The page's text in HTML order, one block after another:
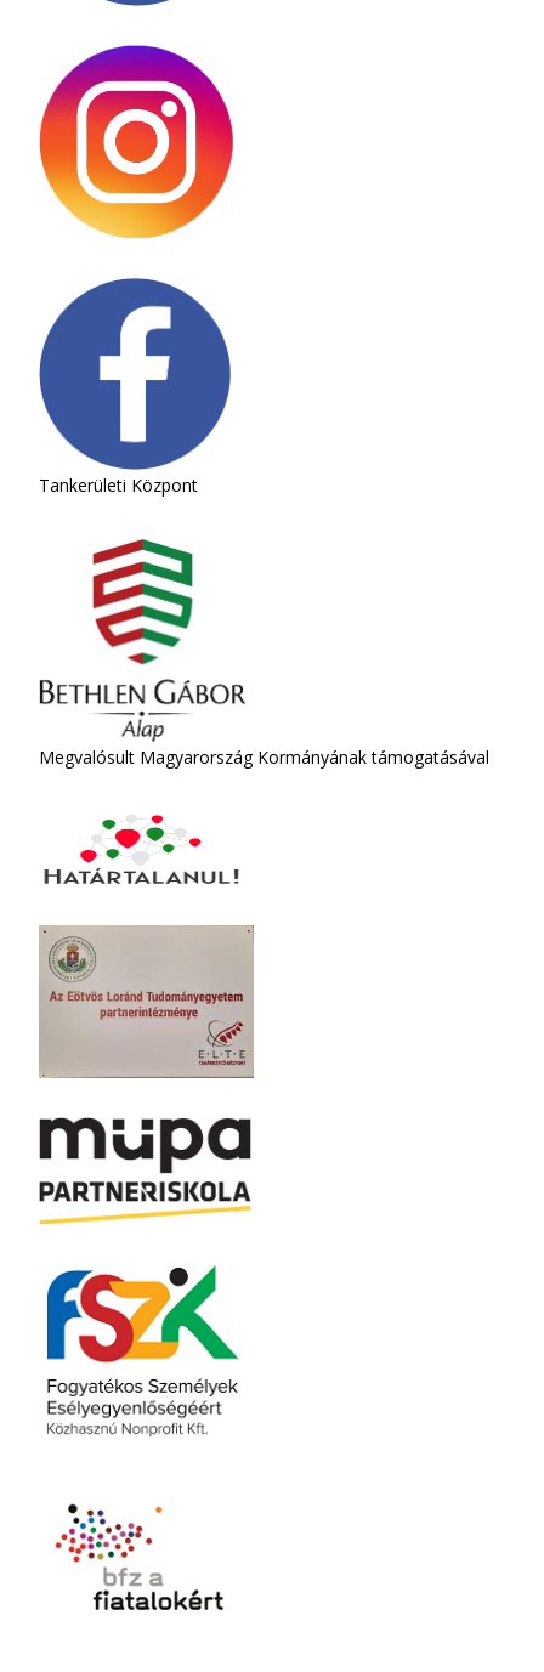
Tankerületi Központ
Megvalósult Magyarország Kormányának támogatásával